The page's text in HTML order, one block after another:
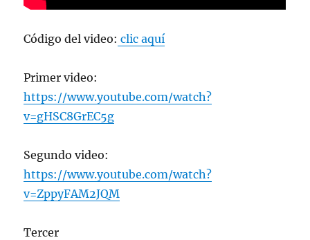
Código del video: clic aquí
Primer video:
https://www.youtube.com/watch?
v=gHSC8GrEC5g
Segundo video:
https://www.youtube.com/watch?
v=ZppyFAM2JQM
Tercer